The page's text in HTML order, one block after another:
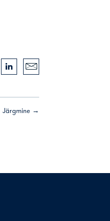
Järgmine →